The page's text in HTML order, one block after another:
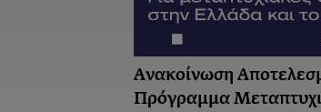
Ανακοίνωση
Πρόγραμμα